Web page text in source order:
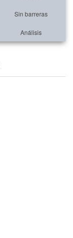
Sin barreras
Análisis